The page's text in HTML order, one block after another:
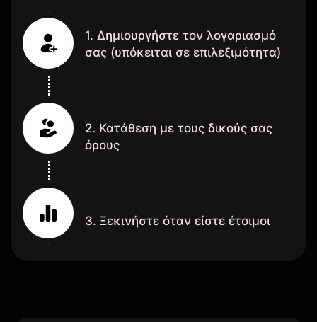
1. Δημιουργήστε τον λογαριασμό
σας (υπόκειται σε επιλεξιμότητα)
2. Κατάθεση με τους δικούς σας
όρους
3. Ξεκινήστε όταν είστε έτοιμοι